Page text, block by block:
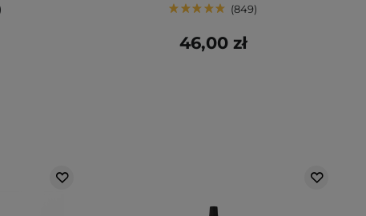
849
46,00 zł